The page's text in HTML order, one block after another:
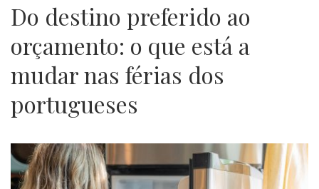
Do destino preferido ao
orçamento: o que está a
mudar nas férias dos
portugueses